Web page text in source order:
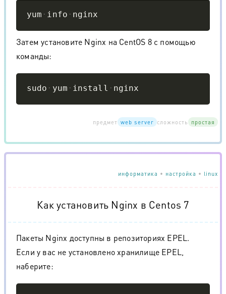
yum info nginx
Затем установите Nginx на CentOS 8 с помощью
команды:
sudo yum install nginx
предмет web server сложность простая
информатика • настройка • linux
Как установить Nginx в Centos 7
Пакеты Nginx доступны в репозиториях EPEL.
Если у вас не установлено хранилище EPEL,
наберите: